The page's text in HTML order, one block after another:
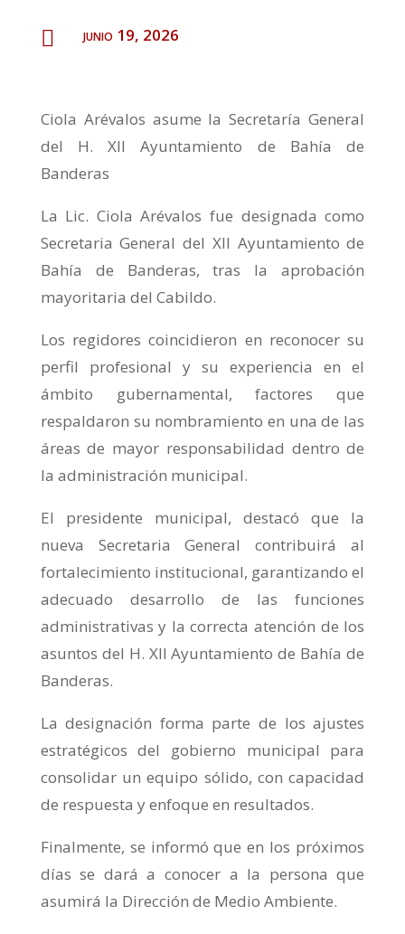
 junio 19, 2026
Ciola Arévalos asume la Secretaría General
del H. XII Ayuntamiento de Bahía de
Banderas
La Lic. Ciola Arévalos fue designada como
Secretaria General del XII Ayuntamiento de
Bahía de Banderas, tras la aprobación
mayoritaria del Cabildo.
Los regidores coincidieron en reconocer su
perfil profesional y su experiencia en el
ámbito gubernamental, factores que
respaldaron su nombramiento en una de las
áreas de mayor responsabilidad dentro de
la administración municipal.
El presidente municipal, destacó que la
nueva Secretaria General contribuirá al
fortalecimiento institucional, garantizando el
adecuado desarrollo de las funciones
administrativas y la correcta atención de los
asuntos del H. XII Ayuntamiento de Bahía de
Banderas.
La designación forma parte de los ajustes
estratégicos del gobierno municipal para
consolidar un equipo sólido, con capacidad
de respuesta y enfoque en resultados.
Finalmente, se informó que en los próximos
días se dará a conocer a la persona que
asumirá la Dirección de Medio Ambiente.